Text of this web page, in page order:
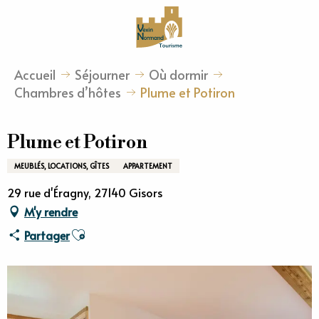
Accueil Séjourner
Où dormir
Chambres d’hôtes
Plume et Potiron
Plume et Potiron
MEUBLÉS, LOCATIONS, GÎTES APPARTEMENT
29 rue d'Éragny, 27140 Gisors
M'y rendre
PartagerAjouter aux favoris